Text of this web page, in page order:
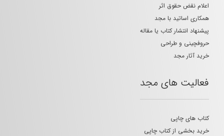
اعلام نقض حقوق اثر
همکاری اساتید با مجد
پیشنهاد انتشار کتاب یا مقاله
حروفچینی و طراحی
خرید آثار مجد
فعالیت های مجد
کتاب های چاپی
خرید بخشی از کتاب چاپی